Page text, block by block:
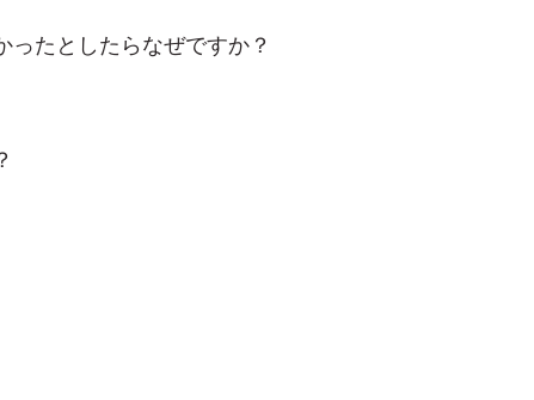
たとしたらなぜですか？